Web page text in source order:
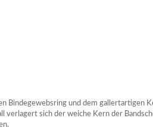
Bindegewebsring und dem gallertartigen
verlagert sich der weiche Kern der